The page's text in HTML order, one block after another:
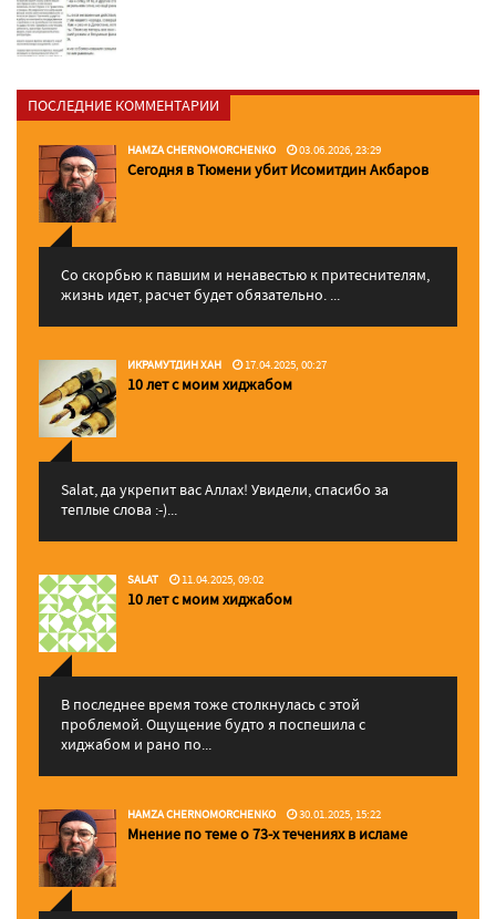
ПОСЛЕДНИЕ КОММЕНТАРИИ
HAMZA CHERNOMORCHENKO 03.06.2026, 23:29
Сегодня в Тюмени убит Исомитдин Акбаров
Со скорбью к павшим и ненавестью к притеснителям,
жизнь идет, расчет будет обязательно. ...
ИКРАМУТДИН ХАН 17.04.2025, 00:27
10 лет с моим хиджабом
Salat, да укрепит вас Аллаx! Увидели, спасибо за
теплые слова :-)...
SALAT 11.04.2025, 09:02
10 лет с моим хиджабом
В последнее время тоже столкнулась с этой
проблемой. Ощущение будто я поспешила с
хиджабом и рано по...
HAMZA CHERNOMORCHENKO 30.01.2025, 15:22
Мнение по теме о 73-х течениях в исламе